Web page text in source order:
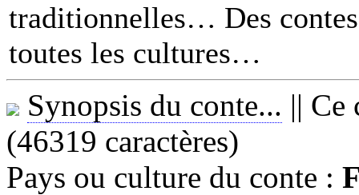
traditionnelles… Des
toutes les cultures
Synopsis du conte... || Ce
(46319 caractères)
Pays ou culture du conte :